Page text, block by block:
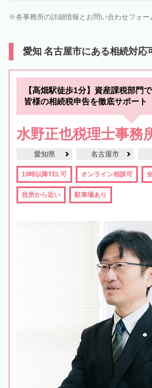
各事務所の詳細情報とお問い合わせフォ
愛知 名古屋市にある相続対応
【高畑駅徒歩1分】資産課税部門
皆様の相続税申告を徹底サポート
水野正也税理士事務
愛知県 名古屋市
19時以降TEL可 オンライン相談可
役所から近い 駐車場あり